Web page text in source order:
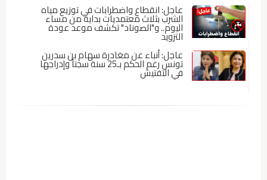
عاجل: انقطاع واضطرابات في توزيع مياه
الشرب بثلاث معتمديات بداية من مساء
اليوم.. و"الصوناد" تكشف موعد عودة
التزويد
عاجل: أنباء عن مغادرة سهام بن سدرين
تونس رغم الحكم بـ25 سنة سجناً وإدراجها
في التفتيش